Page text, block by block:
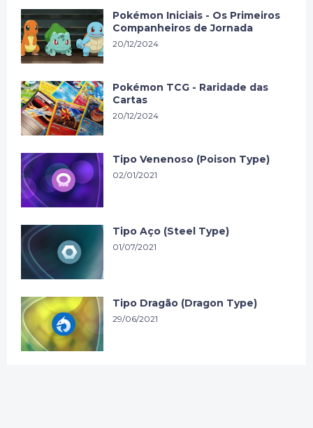
Pokémon Iniciais - Os Primeiros
Companheiros de Jornada
20/12/2024
Pokémon TCG - Raridade das
Cartas
20/12/2024
Tipo Venenoso (Poison Type)
02/01/2021
Tipo Aço (Steel Type)
01/07/2021
Tipo Dragão (Dragon Type)
29/06/2021